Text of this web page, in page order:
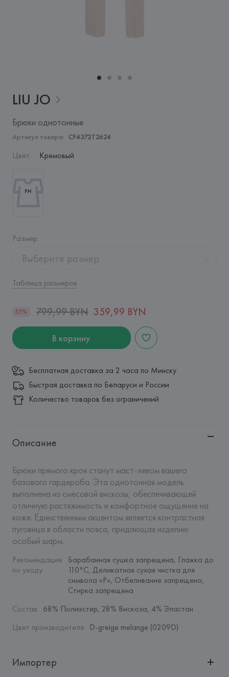
LIU JO
Брюки однотонные
Артикул товара: CF4372T2624
Цвет: Кремовый
Размер:
Выберите размер
Таблица размеров
55% 799,99 BYN 359,99 BYN
В корзину
Бесплатная доставка за 2 часа по Минску
Быстрая доставка по Беларуси и России
Количество товаров без ограничений
Описание
Брюки прямого кроя станут маст-хевом вашего
базового гардероба. Эта однотонная модель
выполнена из смесовой вискозы, обеспечивающей
отличную растяжимость и комфортное ощущение на
коже. Единственным акцентом является контрастная
пуговица в области пояса, придающая изделию
особый шарм.
Рекомендация
по уходу:
Барабанная сушка запрещена, Глажка до
110°C, Деликатная сухая чистка для
символа «P», Отбеливание запрещено,
Стирка запрещена
Состав: 68% Полиэстер, 28% Вискоза, 4% Эластан
Цвет производителя: D-greige melange (0209D)
Импортер